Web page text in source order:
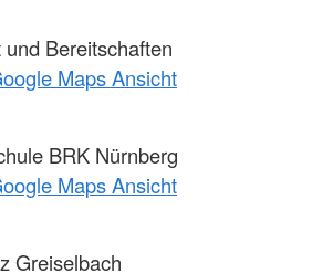
Bereitschaften
Maps Ansicht
BRK Nürnberg
Maps Ansicht
Greiselbach